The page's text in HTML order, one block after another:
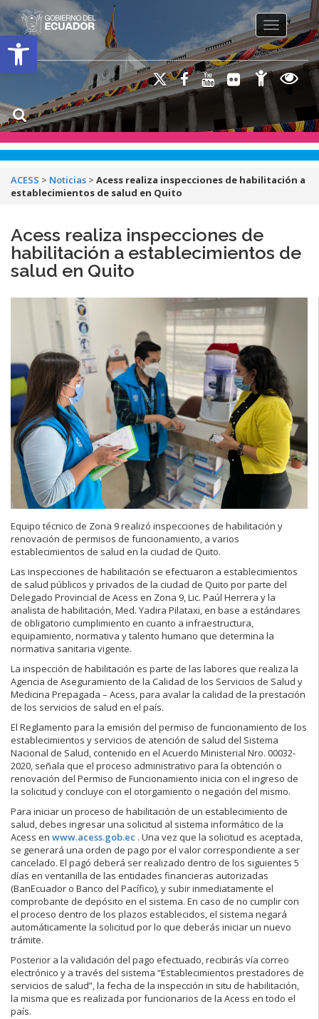
Open toolbar
Toggle
ACESS > Noticias > Acess realiza inspecciones de habilitación a
establecimientos de salud en Quito
Acess realiza inspecciones de
habilitación a establecimientos de
salud en Quito
Equipo técnico de Zona 9 realizó inspecciones de habilitación y
renovación de permisos de funcionamiento, a varios
establecimientos de salud en la ciudad de Quito.
Las inspecciones de habilitación se efectuaron a establecimientos
de salud públicos y privados de la ciudad de Quito por parte del
Delegado Provincial de Acess en Zona 9, Lic. Paúl Herrera y la
analista de habilitación, Med. Yadira Pilataxi, en base a estándares
de obligatorio cumplimiento en cuanto a infraestructura,
equipamiento, normativa y talento humano que determina la
normativa sanitaria vigente.
La inspección de habilitación es parte de las labores que realiza la
Agencia de Aseguramiento de la Calidad de los Servicios de Salud y
Medicina Prepagada – Acess, para avalar la calidad de la prestación
de los servicios de salud en el país.
El Reglamento para la emisión del permiso de funcionamiento de los
establecimientos y servicios de atención de salud del Sistema
Nacional de Salud, contenido en el Acuerdo Ministerial Nro. 00032-
2020, señala que el proceso administrativo para la obtención o
renovación del Permiso de Funcionamiento inicia con el ingreso de
la solicitud y concluye con el otorgamiento o negación del mismo.
Para iniciar un proceso de habilitación de un establecimiento de
salud, debes ingresar una solicitud al sistema informático de la
Acess en www.acess.gob.ec . Una vez que la solicitud es aceptada,
se generará una orden de pago por el valor correspondiente a ser
cancelado. El pagó deberá ser realizado dentro de los siguientes 5
días en ventanilla de las entidades financieras autorizadas
(BanEcuador o Banco del Pacífico), y subir inmediatamente el
comprobante de depósito en el sistema. En caso de no cumplir con
el proceso dentro de los plazos establecidos, el sistema negará
automáticamente la solicitud por lo que deberás iniciar un nuevo
trámite.
Posterior a la validación del pago efectuado, recibirás vía correo
electrónico y a través del sistema “Establecimientos prestadores de
servicios de salud”, la fecha de la inspección in situ de habilitación,
la misma que es realizada por funcionarios de la Acess en todo el
país.